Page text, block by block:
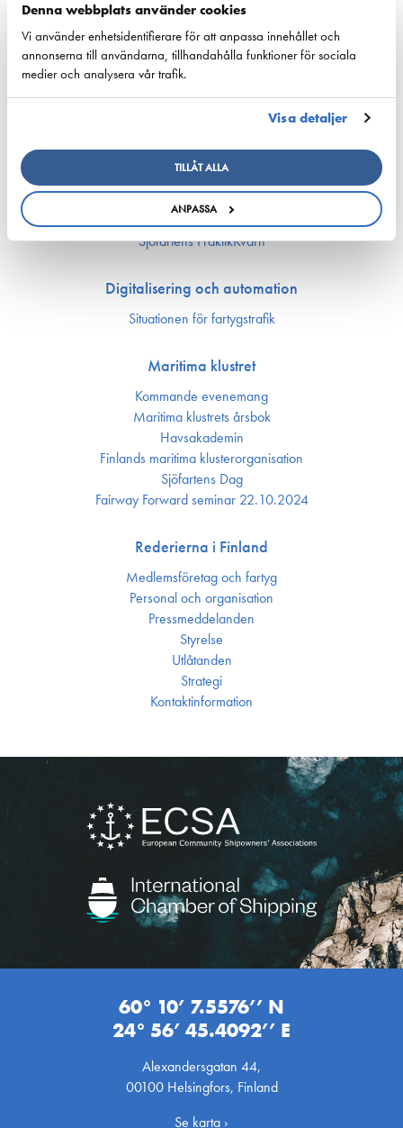
Denna webbplats använder cookies
Vi använder enhetsidentifierare för att anpassa innehållet och
annonserna till användarna, tillhandahålla funktioner för sociala
medier och analysera vår trafik.
Visa detaljer
TILLÅT ALLA
ANPASSA
Försörjnings­beredskap
Miljön och klimat
Säkerhet
Utbildning och kompetens
Ship Happens: Bekanta dig med sjöfartsbranchens möjligheter!
Sjöfartens PraktikKvarn
Digitalisering och automation
Situationen för fartygstrafik
Maritima klustret
Kommande evenemang
Maritima klustrets årsbok
Havsakademin
Finlands maritima kluster­organisation
Sjöfartens Dag
Fairway Forward seminar 22.10.2024
Rederierna i Finland
Medlemsföretag och fartyg
Personal och organisation
Press­meddelanden
Styrelse
Utlåtanden
Strategi
Kontakt­information
60° 10’ 7.5576’’ N
24° 56’ 45.4092’’ E
Alexandersgatan 44,
00100 Helsingfors, Finland
Se karta ›